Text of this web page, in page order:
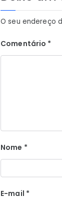
O seu endereço
Comentário *
Nome *
E-mail *